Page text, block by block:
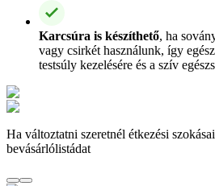
Karcsúra is készíthető, ha
vagy csirkét használunk, így
testsúly kezelésére és a szív
Ha változtatni szeretnél étkezési
bevásárlólistádat